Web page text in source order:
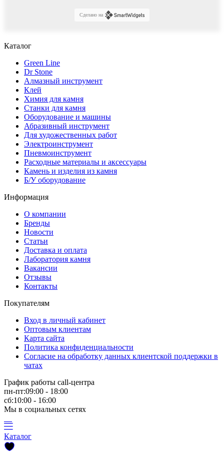
Сделано на
Каталог
Green Line
Dr Stone
Алмазный инструмент
Клей
Химия для камня
Станки для камня
Оборудование и машины
Абразивный инструмент
Для художественных работ
Электроинструмент
Пневмоинструмент
Расходные материалы и аксессуары
Камень и изделия из камня
Б/У оборудование
Информация
О компании
Бренды
Новости
Статьи
Доставка и оплата
Лаборатория камня
Вакансии
Отзывы
Контакты
Покупателям
Вход в личный кабинет
Оптовым клиентам
Карта сайта
Политика конфиденциальности
Согласие на обработку данных клиентской поддержки в
чатах
График работы call-центра
пн-пт:09:00 - 18:00
сб:10:00 - 16:00
Мы в социальных сетях
Каталог